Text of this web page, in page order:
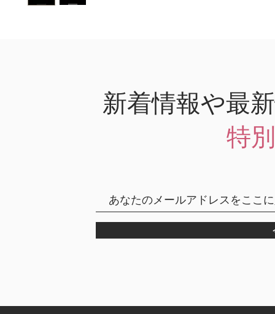
新着情報や最
特